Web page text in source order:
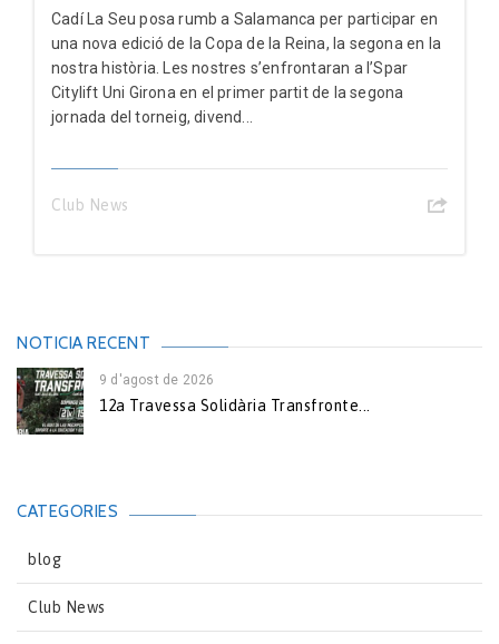
Cadí La Seu posa rumb a Salamanca per participar en
una nova edició de la Copa de la Reina, la segona en la
nostra història. Les nostres s’enfrontaran a l’Spar
Citylift Uni Girona en el primer partit de la segona
jornada del torneig, divend...
Club News
NOTICIA RECENT
9 d'agost de 2026
12a Travessa Solidària Transfronte...
CATEGORIES
blog
Club News